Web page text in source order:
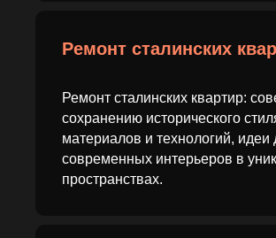
Ремонт сталинских
Ремонт сталинских квартир:
сохранению исторического
материалов и технологий, идеи
современных интерьеров в
пространствах.